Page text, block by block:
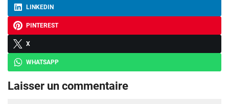
LINKEDIN
PINTEREST
X
WHATSAPP
Laisser un commentaire